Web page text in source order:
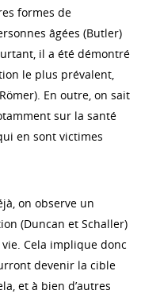
formes de
âgées (Butler)
il a été démontré
le plus prévalent,
En outre, on sait
sur la santé
en sont victimes
on observe un
(Duncan et Schaller)
vie. Cela implique donc
devenir la cible
et à bien d’autres